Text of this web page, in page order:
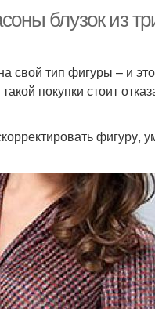
блузок из
тип фигуры – и
покупки стоит
фигуру,